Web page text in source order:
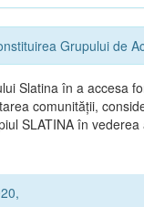
Grupului de
Slatina în a accesa
comunității,
SLATINA în